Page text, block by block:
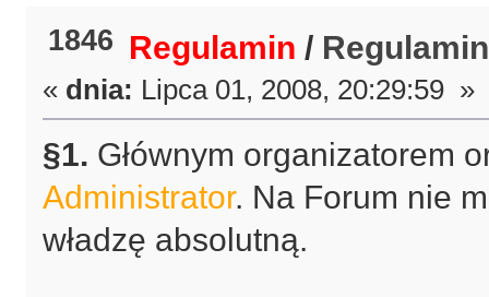
1846 Regulamin / Regulamin
« dnia: Lipca 01, 2008, 20:29:59 »
§1. Głównym organizatorem
Administrator. Na Forum nie
władzę absolutną.